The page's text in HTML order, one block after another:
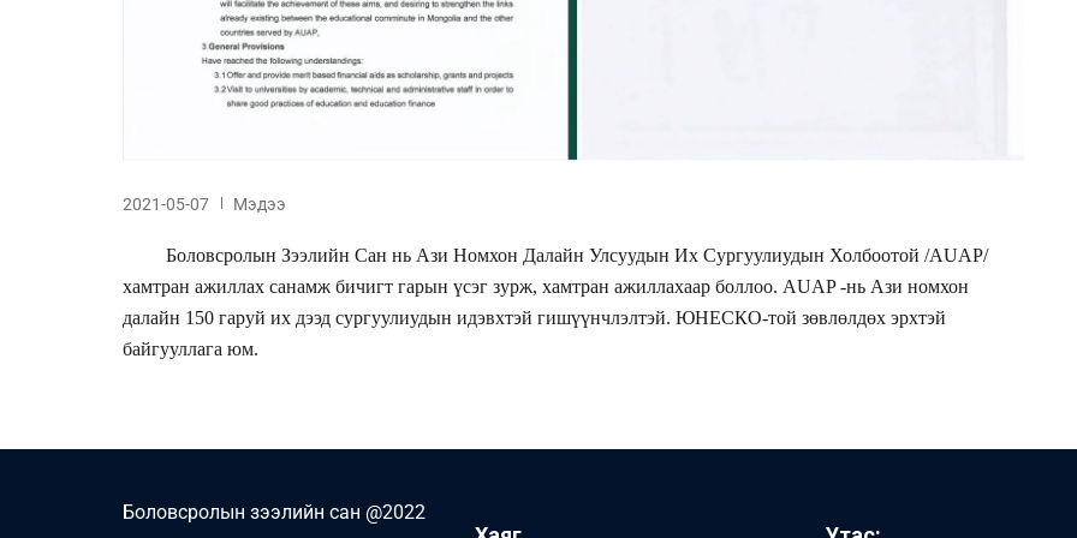
2021-05-07 Мэдээ
Боловсролын Зээлийн Сан нь Ази Номхон Далайн Улсуудын Их Сургуулиудын Холбоотой /AUAP/
хамтран ажиллах санамж бичигт гарын үсэг зурж, хамтран ажиллахаар боллоо. AUAP -нь Ази номхон
далайн 150 гаруй их дээд сургуулиудын идэвхтэй гишүүнчлэлтэй. ЮНЕСКО-той зөвлөлдөх эрхтэй
байгууллага юм.
Боловсролын зээлийн сан @2022